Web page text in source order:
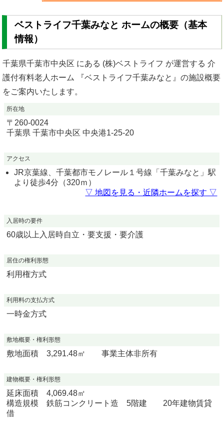
ベストライフ千葉みなと ホームの概要（基本
情報）
千葉県千葉市中央区 にある (株)ベストライフ が運営する 介
護付有料老人ホーム 『ベストライフ千葉みなと』の施設概要
をご案内いたします。
所在地
〒 260-0024
千葉県 千葉市中央区 中央港1-25-20
アクセス
JR京葉線、千葉都市モノレール１号線「千葉みなと」駅
より徒歩4分（320ｍ）
▽ 地図を見る・近隣ホームを探す ▽
入居時の要件
60歳以上入居時自立・要支援・要介護
居住の権利形態
利用権方式
利用料の支払方式
一時金方式
敷地概要・権利形態
敷地面積 3,291.48㎡ 事業主体非所有
建物概要・権利形態
延床面積 4,069.48㎡
構造規模 鉄筋コンクリート造 5階建 20年建物賃貸
借